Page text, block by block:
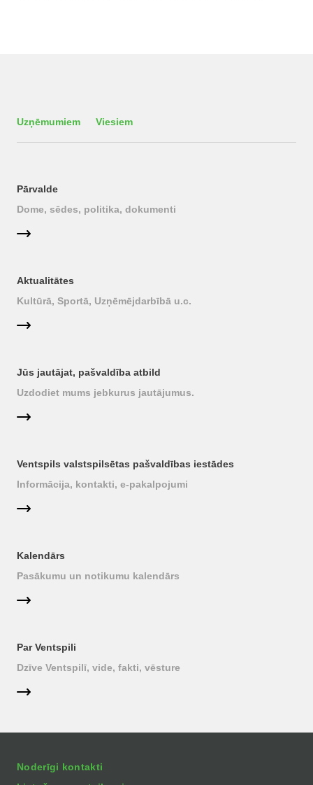
Uzņēmumiem Viesiem
Pārvalde
Dome, sēdes, politika, dokumenti
Aktualitātes
Kultūrā, Sportā, Uzņēmējdarbībā u.c.
Jūs jautājat, pašvaldība atbild
Uzdodiet mums jebkurus jautājumus.
Ventspils valstspilsētas pašvaldības iestādes
Informācija, kontakti, e-pakalpojumi
Kalendārs
Pasākumu un notikumu kalendārs
Par Ventspili
Dzīve Ventspilī, vide, fakti, vēsture
Noderīgi kontakti